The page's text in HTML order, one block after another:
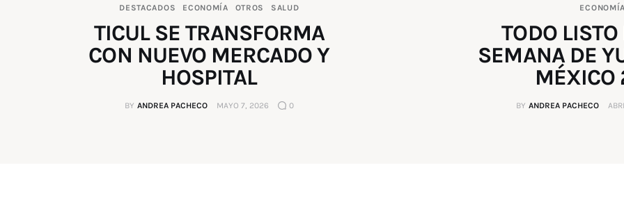
DESTACADOS ECONOMÍA OTROS SALUD
TICUL SE TRANSFORMA
CON NUEVO MERCADO Y
HOSPITAL
BY ANDREA PACHECO MAYO 7, 2026 0
ECONOMÍA
TODO
SEMANA DE
BY ANDREA PACHECO